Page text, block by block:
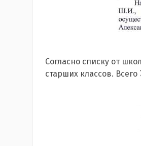
Согласно списку от
старших классов. Всего